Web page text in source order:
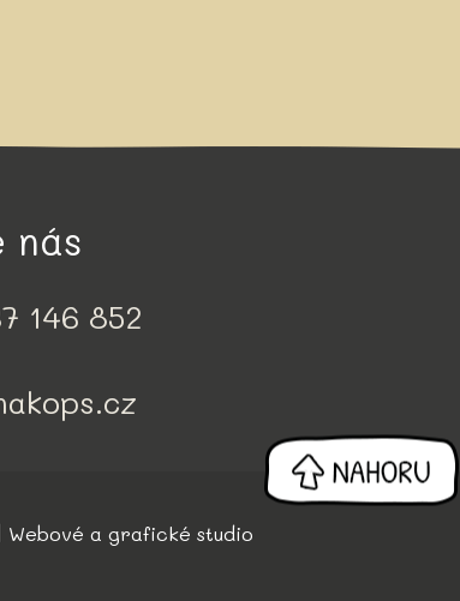
nás
146 852
| Webové a grafické studio